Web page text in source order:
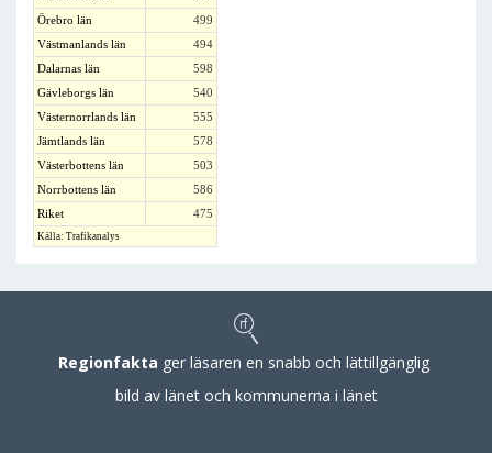
Örebro län
499
Västmanlands län
494
Dalarnas län
598
Gävleborgs län
540
Västernorrlands län
555
Jämtlands län
578
Västerbottens län
503
Norrbottens län
586
Riket
475
Källa: Trafikanalys
Regionfakta ger läsaren en snabb och lättillgänglig
bild av länet och kommunerna i länet